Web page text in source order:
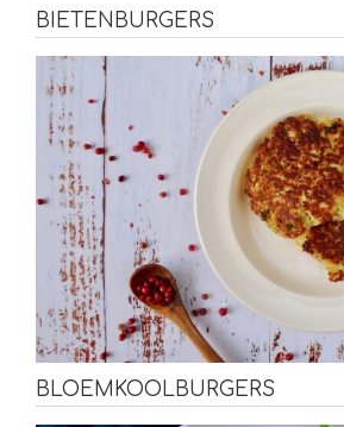
BIETENBURGERS
BLOEMKOOLBURGERS